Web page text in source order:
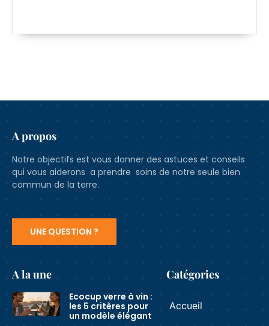
A propos
Notre objectifs est vous donner des astuces et conseils
qui vous aiderons a prendre soins de notre seule bien
commun de la terre.
UNE QUESTION ?
A la une
Ecocup verre à vin :
les 5 critères pour
un modèle élégant
Catégories
Accueil